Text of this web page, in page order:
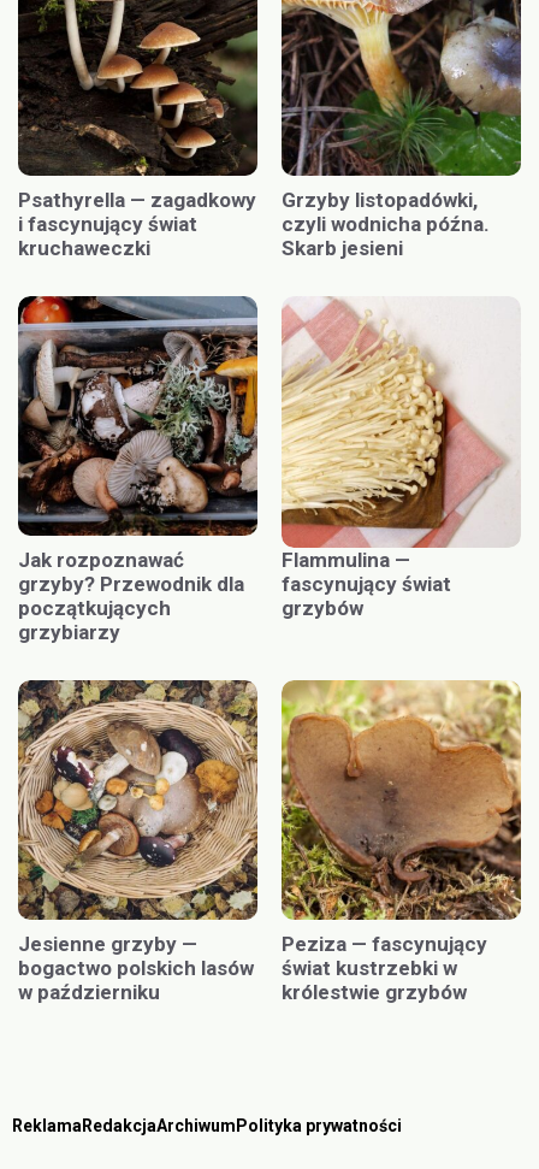
Psathyrella — zagadkowy
i fascynujący świat
kruchaweczki
Grzyby listopadówki,
czyli wodnicha późna.
Skarb jesieni
Jak rozpoznawać
grzyby? Przewodnik dla
początkujących
grzybiarzy
Flammulina —
fascynujący świat
grzybów
Jesienne grzyby —
bogactwo polskich lasów
w październiku
Peziza — fascynujący
świat kustrzebki w
królestwie grzybów
Reklama RedakcjaArchiwum Polityka prywatności